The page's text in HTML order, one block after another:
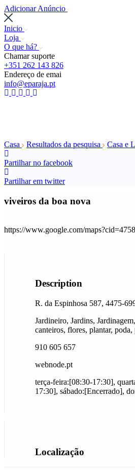
Adicionar Anúncio
Inicio
Loja
O que há?
Chamar suporte
+351 262 143 826
Endereço de emai
info@eparaja.pt
Casa Resultados da pesquisa Casa e
Partilhar no facebook
Partilhar em twitter
viveiros da boa nova
https://www.google.com/
Description
R. da Espinhosa 587, 4475-
Jardineiro, Jardins,
canteiros, flores, plantar, poda,
910 605 657
webnode.pt
terça-feira:[08:30-17:30],
17:30], sábado:[Encerrado],
Localização